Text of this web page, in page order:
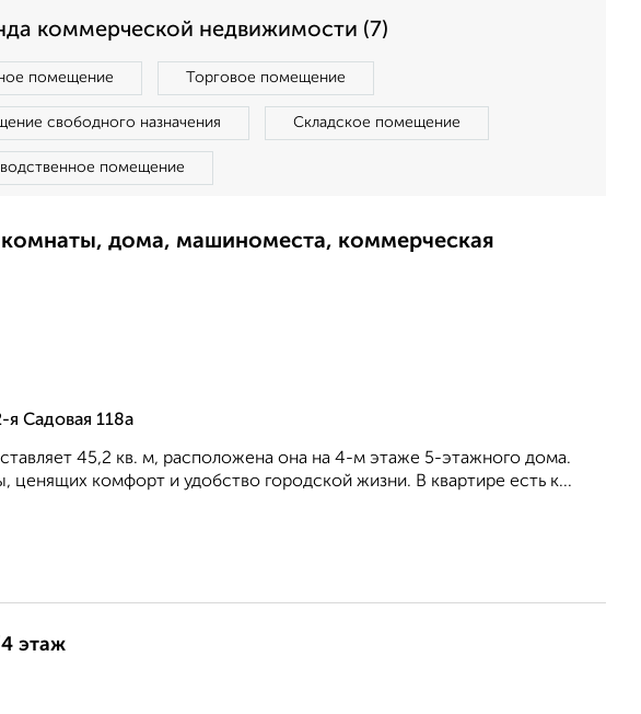
коммерческой недвижимости (7)
помещение Торговое помещение
свободного назначения Складское помещение
помещение
дома, машиноместа, коммерческая
Садовая 118а
45,2 кв. м, расположена она на 4-м этаже 5-этажного дома.
ценящих комфорт и удобство городской жизни. В квартире есть к...
этаж